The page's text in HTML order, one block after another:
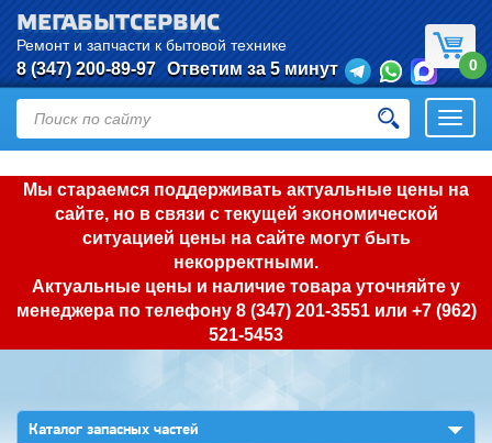
Мы стараемся поддерживать актуальные цены на
сайте, но в связи с текущей экономической
ситуацией цены на сайте могут быть
некорректными.
Актуальные цены и наличие товара уточняйте у
менеджера по телефону 8 (347) 201-3551или +7 (962)
521-5453
МЕГАБЫТСЕРВИС
Ремонт и запчасти к бытовой технике
8 (347) 200-89-97 Ответим за 5 минут 0
Каталог запасных частей ▼